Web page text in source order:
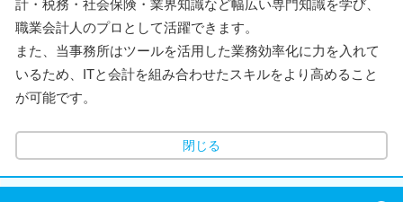
計・税務・社会保険・業界知識など幅広い専門知識を学び、
職業会計人のプロとして活躍できます。
また、当事務所はツールを活用した業務効率化に力を入れて
いるため、ITと会計を組み合わせたスキルをより高めること
が可能です。
閉じる